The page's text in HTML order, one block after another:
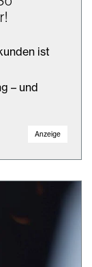
ist
– und
Anzeige